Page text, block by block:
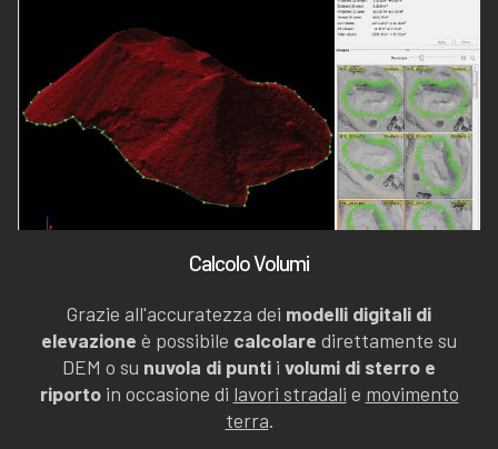
Calcolo Volumi
Grazie all'accuratezza dei modelli digitali di
elevazione è possibile calcolare direttamente su
DEM o su nuvola di punti i volumi di sterro e
riportoin occasione di lavori stradali e movimento
terra.